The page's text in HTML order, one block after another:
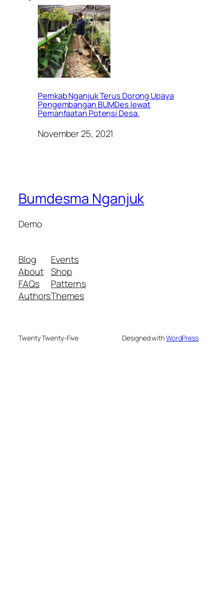
Pemkab Nganjuk Terus Dorong Upaya
Pengembangan BUMDes lewat
Pemanfaatan Potensi Desa.
November 25, 2021
Bumdesma Nganjuk
Demo
Blog
About
FAQs
Authors
Events
Shop
Patterns
Themes
Twenty Twenty-Five Designed withWordPress